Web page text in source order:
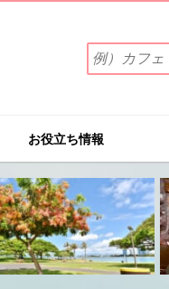
索
ワ
を
入
力
(例）
カ
フ
ェ
お役立ち情報